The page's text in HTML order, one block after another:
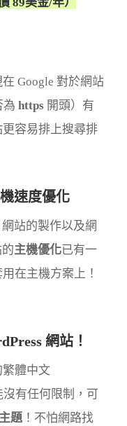
Google 對於網站
為 https 開頭）有
容易排上搜尋排
速度優化
站的製作以及網
主機優化已有一
在主機方案上！
網站！
體中文
沒有任何限制，可
題 ！不怕網路找